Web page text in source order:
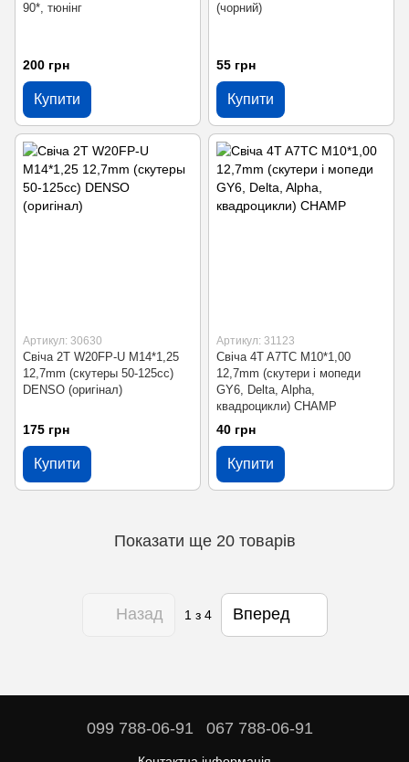
90*, тюнінг
200 грн
Купити
(чорний)
55 грн
Купити
Артикул: 30630
Свіча 2T W20FP-U M14*1,25
12,7mm (скутеры 50-125сс)
DENSO (оригінал)
175 грн
Купити
Артикул: 31123
Свіча 4T A7TC M10*1,00
12,7mm (скутери і мопеди
GY6, Delta, Alpha,
квадроцикли) CHAMP
40 грн
Купити
Показати ще 20 товарів
Назад 1 з 4 Вперед
099 788-06-91 067 788-06-91